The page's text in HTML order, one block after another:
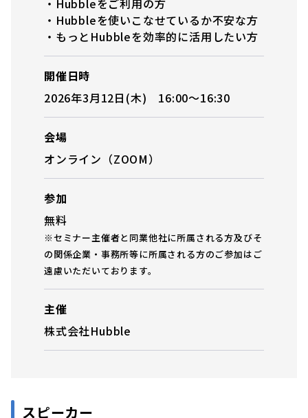
・Hubbleをご利用の方
・Hubbleを使いこなせているか不安な方
・もっとHubbleを効率的に活用したい方
開催日時
2026年3月12日(木) 16:00〜16:30
会場
オンライン（ZOOM）
参加
無料
※セミナー主催者と同業他社に所属される方及びそ
の関係企業・事務所等に所属される方のご参加はご
遠慮いただいております。
主催
株式会社Hubble
スピーカー